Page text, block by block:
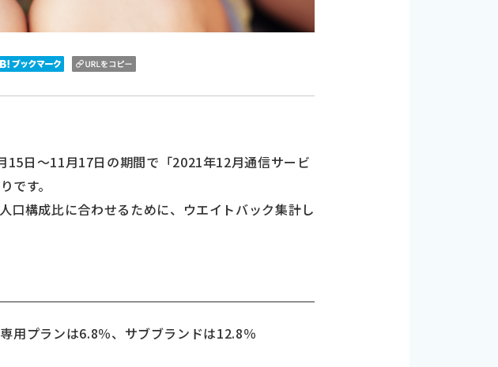
日～11月17日の期間で「2021年12月通信サービ
です。
構成比に合わせるために、ウエイトバック集計し
プランは6.8％、サブブランドは12.8％